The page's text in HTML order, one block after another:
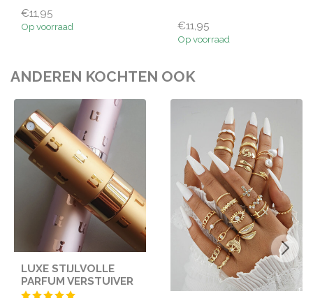
€11,95
Op voorraad €11,95
Op voorraad
ANDEREN KOCHTEN OOK
LUXE STIJLVOLLE
PARFUM VERSTUIVER